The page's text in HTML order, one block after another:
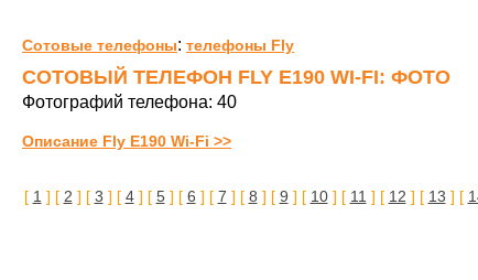
Сотовые телефоны: телефоны Fly
СОТОВЫЙ ТЕЛЕФОН FLY E190 WI-FI: ФОТО
Фотографий телефона: 40
Описание Fly E190 Wi-Fi >>
[ 1 ] [ 2 ] [ 3 ] [ 4] [ 5] [ 6 ] [ 7 ] [ 8 ] [ 9 ] [ 10] [ 11 ] [ 12 ] [ 13 ] [